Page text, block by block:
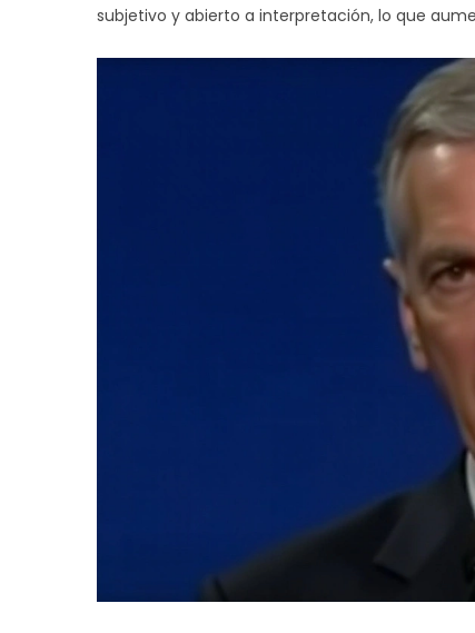
subjetivo y abierto a interpretación, lo que